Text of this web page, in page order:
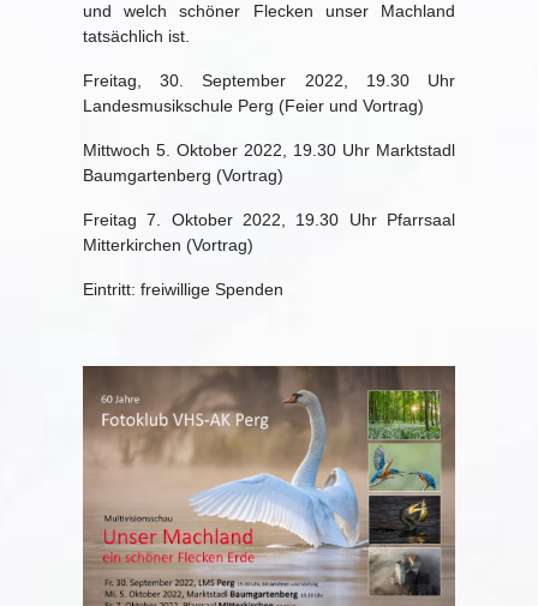
und welch schöner Flecken unser Machland
tatsächlich ist.
Freitag, 30. September 2022, 19.30 Uhr
Landesmusikschule Perg (Feier und Vortrag)
Mittwoch 5. Oktober 2022, 19.30 Uhr Marktstadl
Baumgartenberg (Vortrag)
Freitag 7. Oktober 2022, 19.30 Uhr Pfarrsaal
Mitterkirchen (Vortrag)
Eintritt: freiwillige Spenden